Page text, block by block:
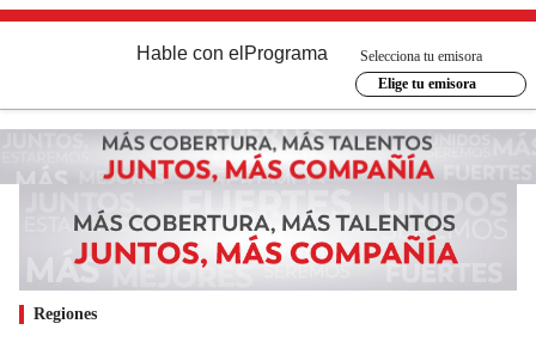
Hable con el Programa
Selecciona tu emisora
Elige tu emisora
Regiones